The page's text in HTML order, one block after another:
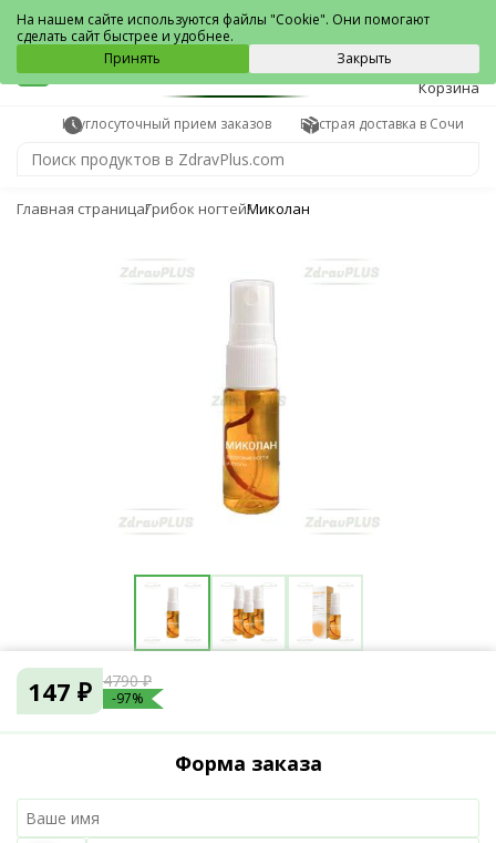
Сочи
0
Корзина
Круглосуточный прием заказов Быстрая доставка в Сочи
Главная страницаГрибок ногтейМиколан
147 ₽ 4790 ₽
-97%
Форма заказа
На нашем сайте используются файлы "Cookie". Они помогают
сделать сайт быстрее и удобнее.
Принять
Закрыть